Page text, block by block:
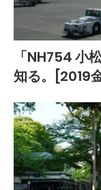
「NH754 小
知る。[2019